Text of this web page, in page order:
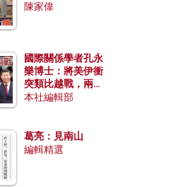
陳家偉
國際關係學者孔永
樂博士：將美伊衝
突類比越戰，兩者
有何異同？中國崛
本社編輯部
葛亮：見南山
編輯精選